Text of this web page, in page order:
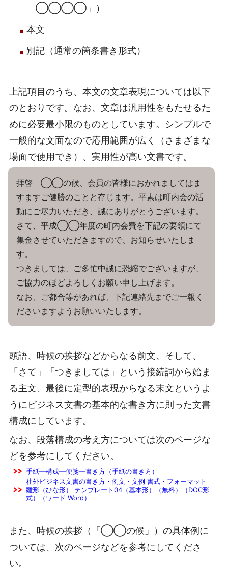
◯◯◯◯」）
本文
別記（通常の箇条書き形式）
上記項目のうち、本文の文章表現については以下
のとおりです。なお、文章は汎用性をもたせるた
めに必要最小限のものとしています。シンプルで
一般的な文面なので応用範囲が広く（さまざまな
場面で使用でき）、実用性が高い文書です。
拝啓 ◯◯の候、会員の皆様におかれましてはま
すますご健勝のことと存じます。平素は町内会の活
動にご尽力いただき、誠にありがとうございます。
さて、平成◯◯年度の町内会費を下記の要領にて
集金させていただきますので、お知らせいたしま
す。
つきましては、ご多忙中誠に恐縮でございますが、
ご協力のほどよろしくお願い申し上げます。
なお、ご都合等があれば、下記連絡先までご一報く
ださいますようお願いいたします。
頭語、時候の挨拶などからなる前文、そして、
「さて」「つきましては」という接続詞から始ま
る主文、最後に定型的表現からなる末文というよ
うにビジネス文書の基本的な書き方に則った文書
構成にしています。
なお、段落構成の考え方については次のページな
どを参考にしてください。
手紙―構成―便箋―書き方（手紙の書き方）
社外ビジネス文書の書き方・例文・文例 書式・フォーマット
雛形（ひな形） テンプレート04（基本形）（無料）（DOC形
式）（ワード Word）
また、時候の挨拶（「◯◯の候」）の具体例に
ついては、次のページなどを参考にしてくださ
い。